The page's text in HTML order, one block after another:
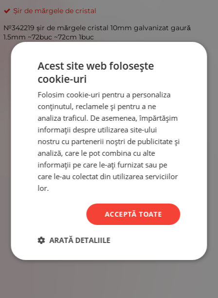
Șir de mărgele de cristal
№342219 șir de mărgele cristal 10mm galvanizat gaură
1.5mm ~72buc ~72cm 1buc
Acest site web folosește
cookie-uri
Folosim cookie-uri pentru a personaliza
conținutul, reclamele și pentru a ne
analiza traficul. De asemenea, împărtășim
informații despre utilizarea site-ului
nostru cu partenerii noștri de publicitate și
analiză, care le pot combina cu alte
informații pe care le-ați furnizat sau pe
care le-au colectat din utilizarea serviciilor
lor.
ACCEPTĂ TOATE
ARATĂ DETALIILE